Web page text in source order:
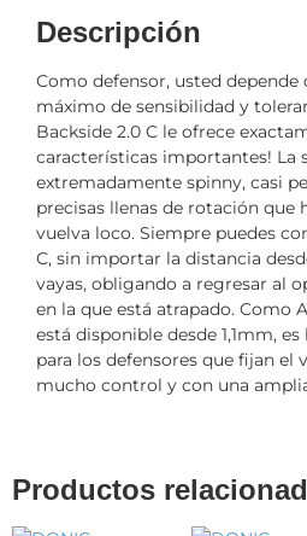
Descripción
Como defensor, usted depende
máximo de sensibilidad y
Backside 2.0 C le ofrece
características importantes! La
extremadamente spinny, casi
precisas llenas de rotación que
vuelva loco. Siempre puedes
C, sin importar la distancia
vayas, obligando a regresar al
en la que está atrapado. Como
está disponible desde 1,1mm,
para los defensores que fijan el
mucho control y con una
Productos